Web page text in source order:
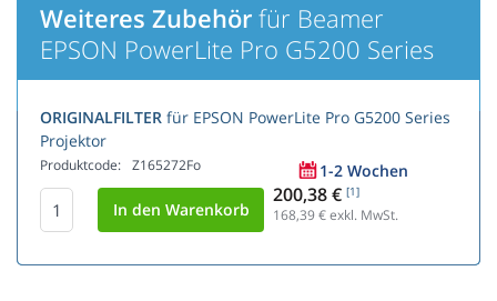
Weiteres Zubehör für Beamer
EPSON PowerLite Pro G5200 Series
ORIGINALFILTER für EPSON PowerLite Pro G5200 Series
Projektor
Produktcode: Z165272Fo 1-2 Wochen
200,38 € [1]
168,39€ exkl. MwSt.